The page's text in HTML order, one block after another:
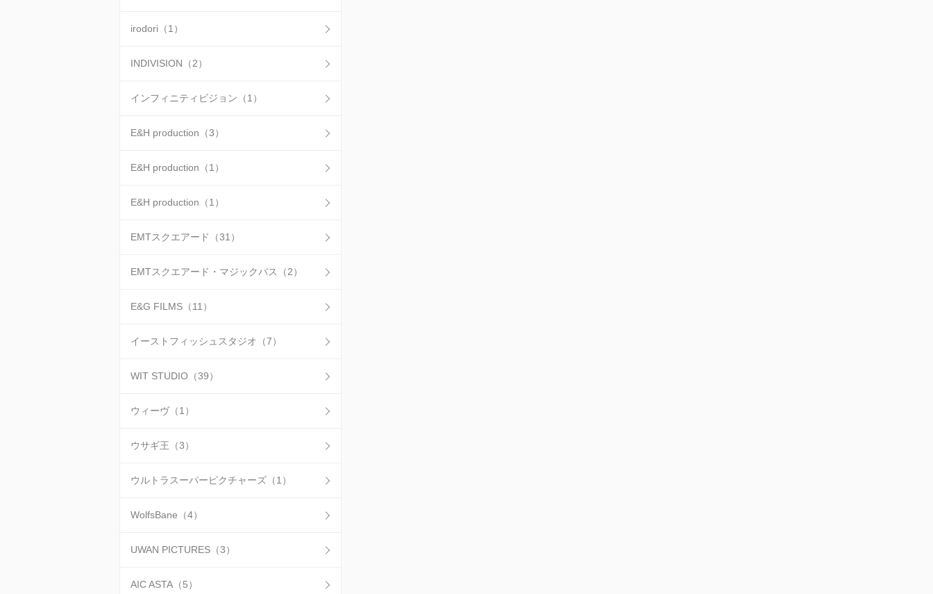
irodori（1）
INDIVISION（2）
インフィニティビジョン（1）
E&H production（3）
E&H production（1）
E&H production（1）
EMTスクエアード（31）
EMTスクエアード・マジックバス（2）
E&G FILMS（11）
イーストフィッシュスタジオ（7）
WIT STUDIO（39）
ウィーヴ（1）
ウサギ王（3）
ウルトラスーパーピクチャーズ（1）
WolfsBane（4）
UWAN PICTURES（3）
AIC ASTA（5）